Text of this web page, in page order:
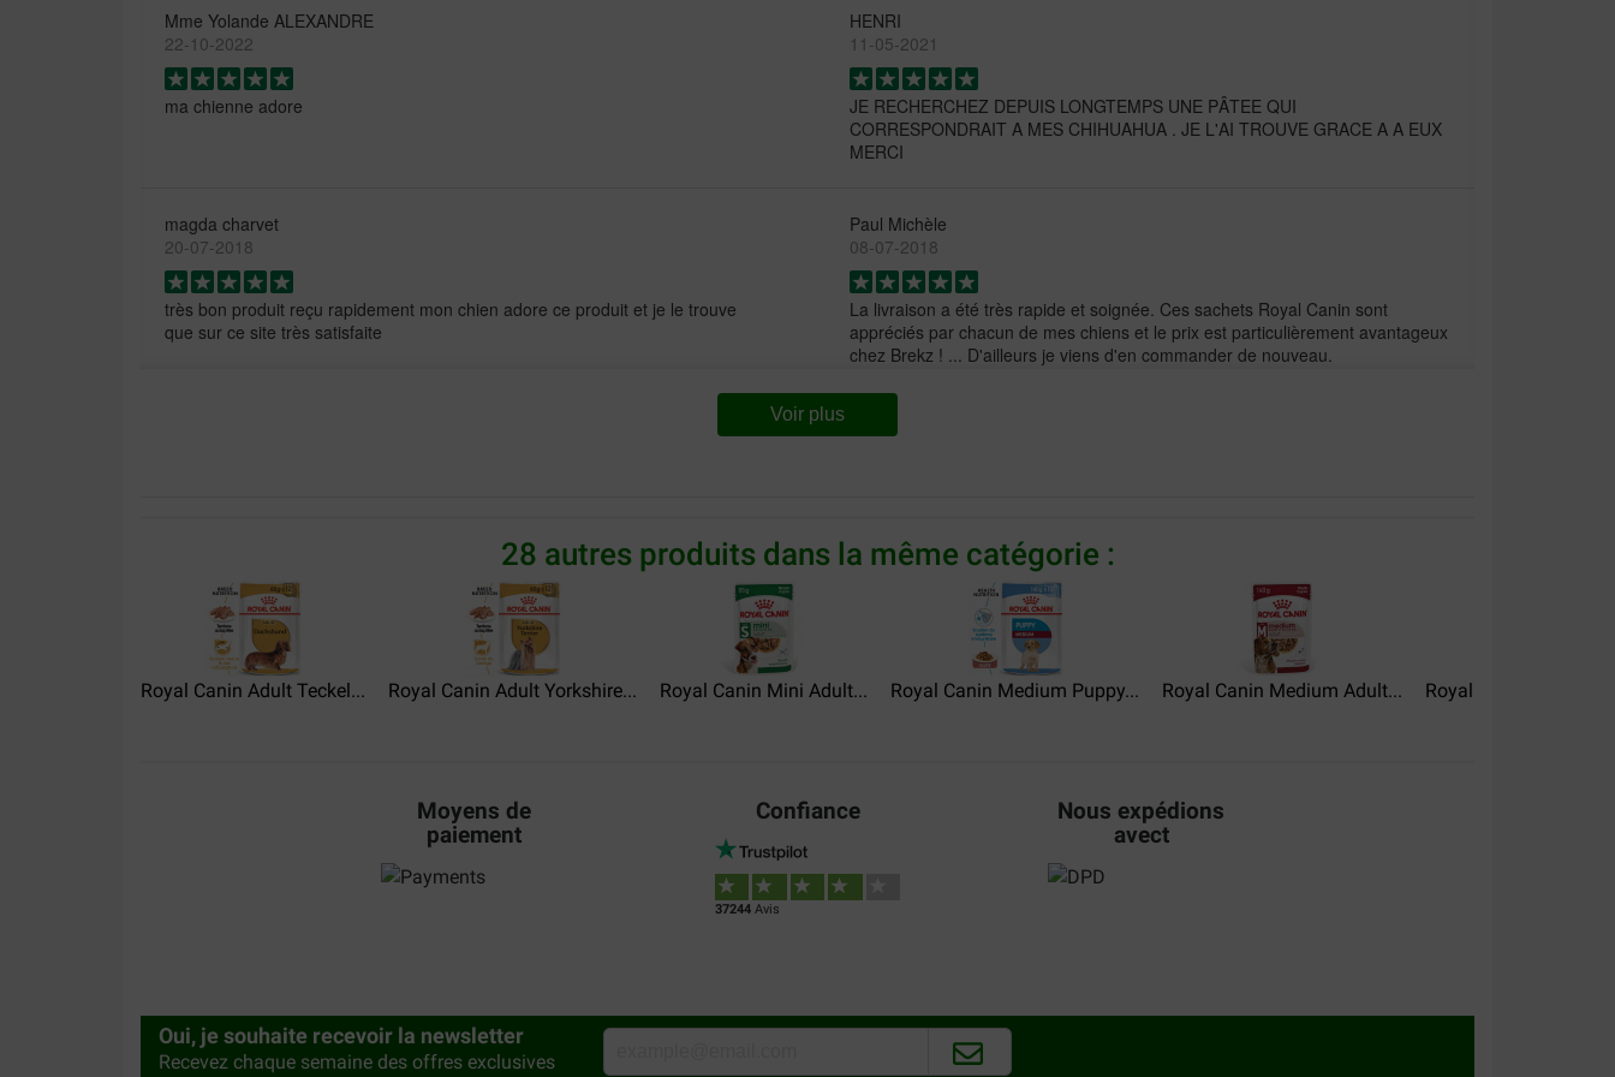
Mme Yolande ALEXANDRE
22-10-2022
ma chienne adore
HENRI
11-05-2021
JE RECHERCHEZ DEPUIS LONGTEMPS UNE PÂTEE QUI
CORRESPONDRAIT A MES CHIHUAHUA . JE L'AI TROUVE GRACE A A EUX
MERCI
magda charvet
20-07-2018
très bon produit reçu rapidement mon chien adore ce produit et je le trouve
que sur ce site très satisfaite
Paul Michèle
08-07-2018
La livraison a été très rapide et soignée. Ces sachets Royal Canin sont
appréciés par chacun de mes chiens et le prix est particulièrement avantageux
chez Brekz ! ... D'ailleurs je viens d'en commander de nouveau.
Translate to English
Translate to English
Greta Hesseling
07-05-2026
Caroline Schreyen
30-04-2026
Voir plus
28 autres produits dans la même catégorie :
Royal Canin Adult Teckel... Royal Canin Adult Yorkshire... Royal Canin Mini Adult... Royal Canin Medium Puppy... Royal Canin Medium Adult... Royal Canin Medium
Moyens de
paiement
Confiance
37244Avis
Nous expédions
avect
Oui, je souhaite recevoir la newsletter
Recevez chaque semaine des offres exclusives